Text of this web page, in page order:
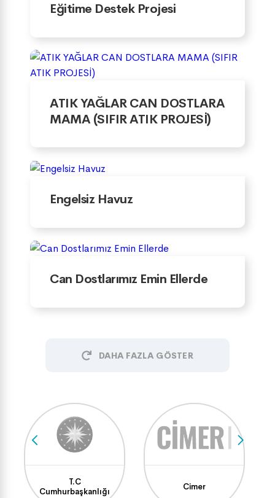
Eğitime Destek Projesi
ATIK YAĞLAR CAN DOSTLARA
MAMA (SIFIR ATIK PROJESİ)
Engelsiz Havuz
Can Dostlarımız Emin Ellerde
DAHA FAZLA GÖSTER
T.C
Cumhurbaşkanlığı
Cimer